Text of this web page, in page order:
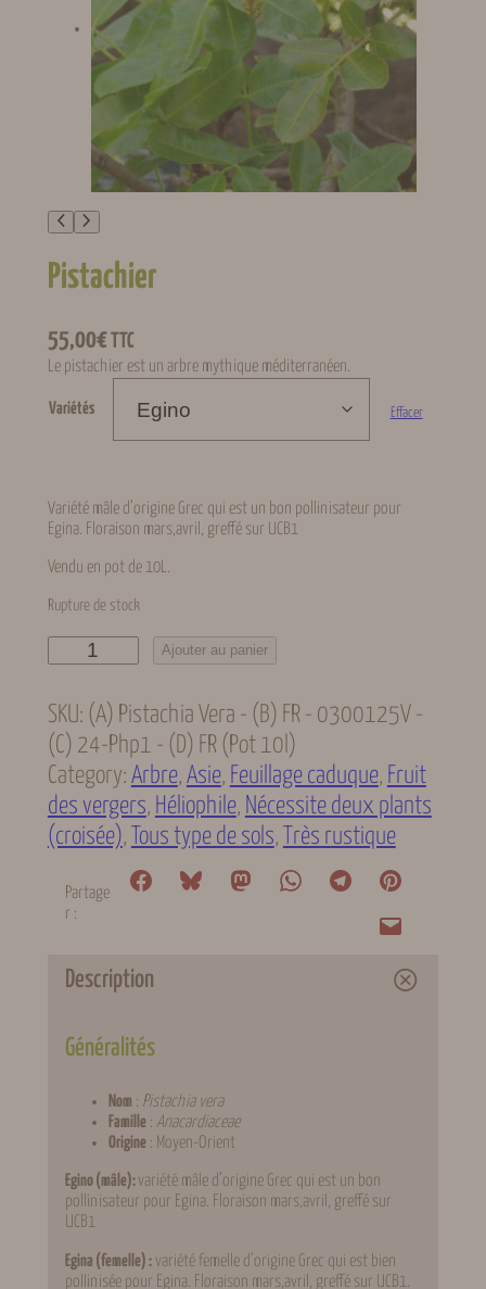
Pistachier
55,00€ TTC
Le pistachier est un arbre mythique méditerranéen.
Variétés Effacer
Variété mâle d’origine Grec qui est un bon pollinisateur pour
Egina. Floraison mars,avril, greffé sur UCB1
Vendu en pot de 10L.
Rupture de stock
u
n
t
d
e
P
Ajouter au panier
SKU: (A) Pistachia Vera - (B) FR - 0300125V -
(C) 24-Php1 - (D) FR (pot 10l)
Category: Arbre, Asie, Feuillage caduque, Fruit
des vergers, Héliophile, Nécessite deux plants
(croisée), Tous type de sols, Très rustique
Partage
r :
Description
Généralités
Nom : Pistachia vera
Famille : Anacardiaceae
Origine : Moyen-Orient
Egino (mâle): variété mâle d’origine Grec qui est un bon
pollinisateur pour Egina. Floraison mars,avril, greffé sur
UCB1
Egina (femelle) :variété femelle d’origine Grec qui est bien
pollinisée pour Egina. Floraison mars,avril, greffé sur UCB1.